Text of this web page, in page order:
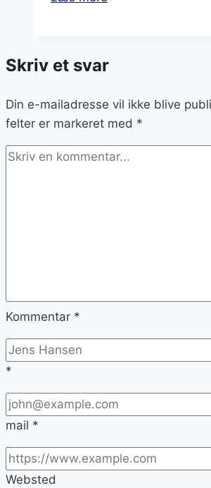
begyndere
Skriv et svar
Din e-mailadresse vil ikke blive
felter er markeret med *
Kommentar *
*
mail *
Websted